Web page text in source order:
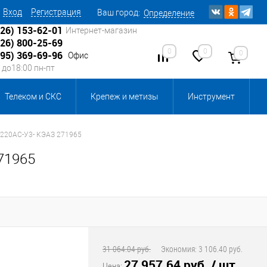
Вход Регистрация Ваш город: Определение
153-62-01 Интернет-магазин
800-25-69
369-69-96 Офис
до18:00 пн-пт
0 0 0
Телеком и СКС Крепеж и метизы Инструмент
Источники питания
У3- КЭАЗ 271965
31 064.04 руб. Экономия: 3 106.40 руб.